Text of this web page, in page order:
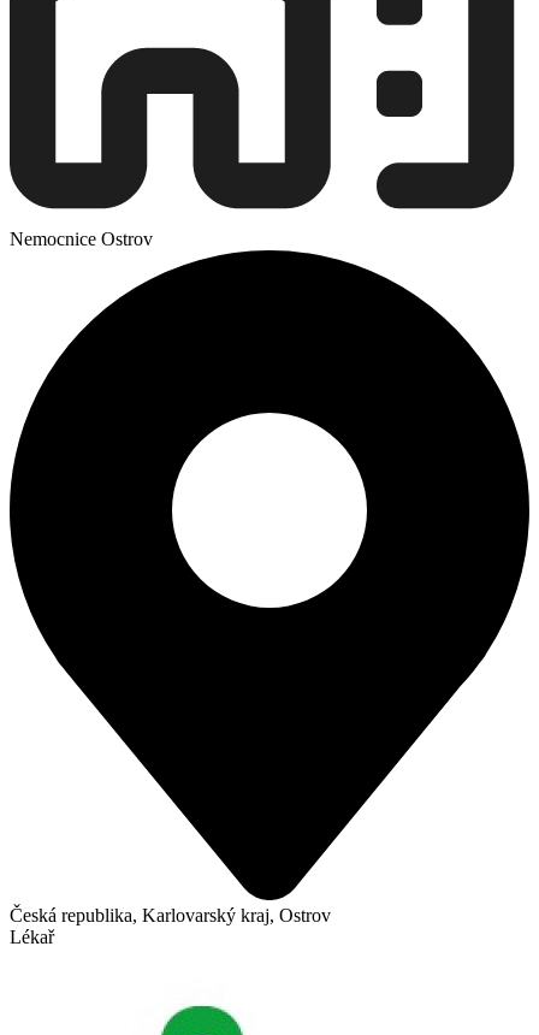
Nemocnice Ostrov
Česká republika, Karlovarský kraj, Ostrov
Lékař